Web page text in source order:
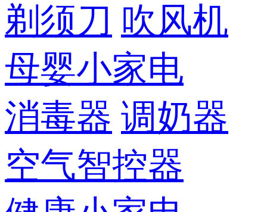
剃须刀 吹风机
母婴小家电
消毒器 调奶器
空气智控器